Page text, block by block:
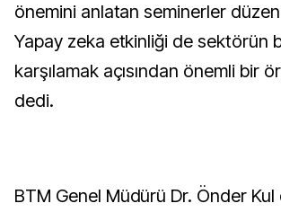
önemini anlatan seminerler
Yapay zeka etkinliği de sektörün
karşılamak açısından önemli bir
dedi.
BTM Genel Müdürü Dr. Önder